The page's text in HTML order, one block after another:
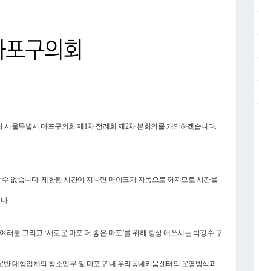
울특별시 마포구의회 제1차 정례회 제2차 본회의를 개의하겠습니다.
없습니다. 제한된 시간이 지나면 마이크가 자동으로 꺼지므로 시간을
.
분 그리고 ‘새로운 마포 더 좋은 마포’를 위해 항상 애쓰시는 박강수 구
대행업체의 청소업무 및 마포구 내 우리동네키움센터의 운영방식과